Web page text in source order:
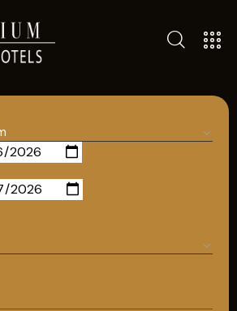
HOTELS
POLICIES
TÜRKÇE